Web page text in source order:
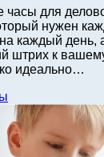
часы для
нужен
каждый день,
штрих к
идеально…